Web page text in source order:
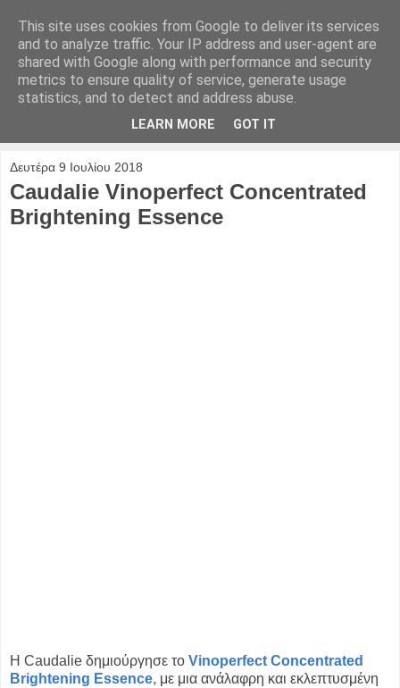
Δευτέρα 9 Ιουλίου 2018
Caudalie Vinoperfect Concentrated
Brightening Essence
H Caudalie δημιούργησε το Vinoperfect Concentrated
Brightening Essence, με μια ανάλαφρη και εκλεπτυσμένη
This site uses cookies from Google to deliver its services
and to analyze traffic. Your IP address and user-agent are
shared with Google along with performance and security
metrics to ensure quality of service, generate usage
statistics, and to detect and address abuse.
LEARN MORE GOT IT